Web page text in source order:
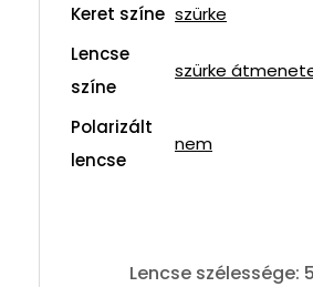
Keret színe szürke
Lencse
színe
szürke
Polarizált
lencse
nem
Lencse szélessége: